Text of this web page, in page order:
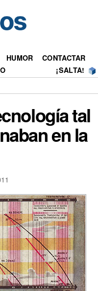
HUMOR
CONTACTAR
¡SALTA!
tal
en la